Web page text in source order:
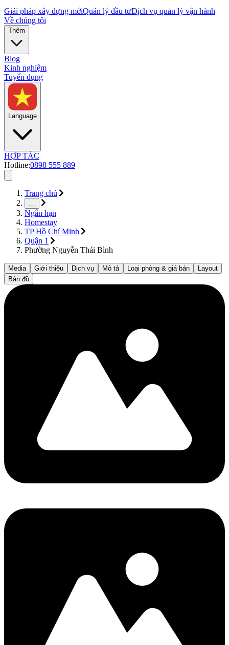
Giải pháp xây dựng mớiQuản lý đầu tưDịch vụ quản lý vận hành
Về chúng tôi
Thêm
Blog
Kinh nghiệm
Tuyển dụng
Language
HỢP TÁC
Hotline:0898 555 889
Trang chủ
…
Ngắn hạn
Homestay
TP Hồ Chí Minh
Quận 1
Phường Nguyễn Thái Bình
Media Giới thiệu Dịch vụ Mô tả Loại phòng & giá bán
Layout
Bản đồ